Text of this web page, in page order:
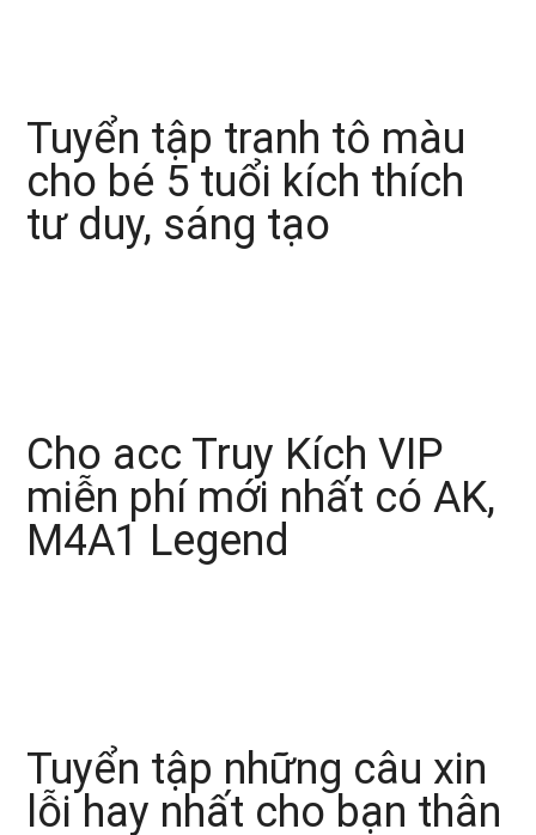
Tuyển tập tranh tô màu
cho bé 5 tuổi kích thích
tư duy, sáng tạo
Cho acc Truy Kích VIP
miễn phí mới nhất có AK,
M4A1 Legend
Tuyển tập những câu xin
lỗi hay nhất cho bạn thân